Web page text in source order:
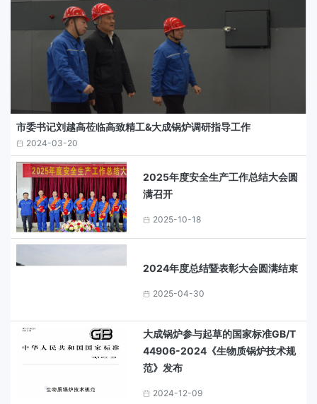
市委书记刘越高莅临高致精工&大成锅炉调研指导工作
2024-03-20
2025年度安全生产工作总结大会圆
满召开
2025-10-18
2024年度总结暨表彰大会圆满结束
2025-04-30
大成锅炉参与起草的国家标准GB/T
44906-2024《生物质锅炉技术规
范》发布
2024-12-09